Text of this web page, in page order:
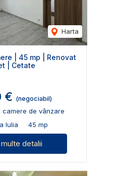
Harta
| 45 mp | Renovat
| Cetate
€ (negociabil)
de vânzare
Iulia
45 mp
detalii